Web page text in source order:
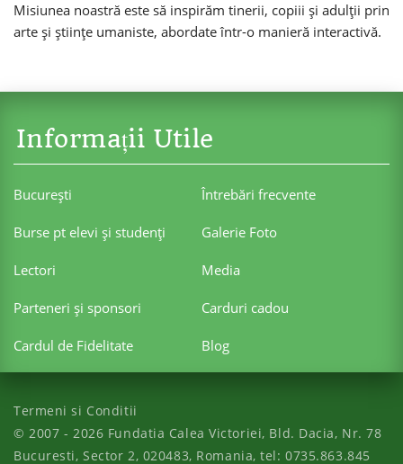
Misiunea noastră este să inspirăm tinerii, copiii și adulții prin
arte și științe umaniste, abordate într-o manieră interactivă.
Informații Utile
Bucureşti Întrebări frecvente
Burse pt elevi şi studenţi Galerie Foto
Lectori Media
Parteneri şi sponsori Carduri cadou
Cardul de Fidelitate Blog
Termeni si Conditii
© 2007 - 2026 Fundatia Calea Victoriei, Bld. Dacia, Nr. 78
Bucuresti,Sector 2, 020483, Romania, tel:0735.863.845